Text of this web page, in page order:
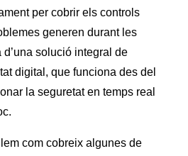
per cobrir els controls
generen durant les
solució integral de
digital, que funciona des del
la seguretat en temps real
com cobreix algunes de